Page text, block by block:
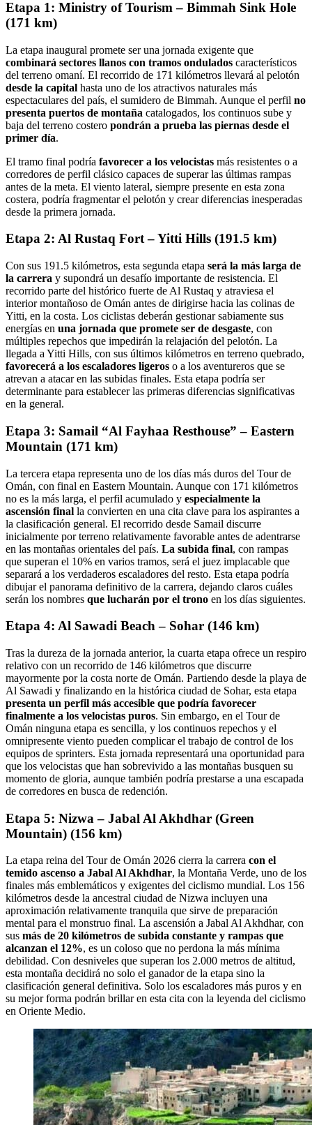
Etapa 1: Ministry of Tourism – Bimmah Sink Hole
(171 km)
La etapa inaugural promete ser una jornada exigente que
combinará sectores llanos con tramos ondulados característicos
del terreno omaní. El recorrido de 171 kilómetros llevará al pelotón
desde la capital hasta uno de los atractivos naturales más
espectaculares del país, el sumidero de Bimmah. Aunque el perfil no
presenta puertos de montaña catalogados, los continuos sube y
baja del terreno costero pondrán a prueba las piernas desde el
primer día.
El tramo final podría favorecer a los velocistas más resistentes o a
corredores de perfil clásico capaces de superar las últimas rampas
antes de la meta. El viento lateral, siempre presente en esta zona
costera, podría fragmentar el pelotón y crear diferencias inesperadas
desde la primera jornada.
Etapa 2: Al Rustaq Fort – Yitti Hills (191.5 km)
Con sus 191.5 kilómetros, esta segunda etapa será la más larga de
la carrera y supondrá un desafío importante de resistencia. El
recorrido parte del histórico fuerte de Al Rustaq y atraviesa el
interior montañoso de Omán antes de dirigirse hacia las colinas de
Yitti, en la costa. Los ciclistas deberán gestionar sabiamente sus
energías en una jornada que promete ser de desgaste, con
múltiples repechos que impedirán la relajación del pelotón. La
llegada a Yitti Hills, con sus últimos kilómetros en terreno quebrado,
favorecerá a los escaladores ligeros o a los aventureros que se
atrevan a atacar en las subidas finales. Esta etapa podría ser
determinante para establecer las primeras diferencias significativas
en la general.
Etapa 3: Samail “Al Fayhaa Resthouse” – Eastern
Mountain (171 km)
La tercera etapa representa uno de los días más duros del Tour de
Omán, con final en Eastern Mountain. Aunque con 171 kilómetros
no es la más larga, el perfil acumulado y especialmente la
ascensión final la convierten en una cita clave para los aspirantes a
la clasificación general. El recorrido desde Samail discurre
inicialmente por terreno relativamente favorable antes de adentrarse
en las montañas orientales del país. La subida final, con rampas
que superan el 10% en varios tramos, será el juez implacable que
separará a los verdaderos escaladores del resto. Esta etapa podría
dibujar el panorama definitivo de la carrera, dejando claros cuáles
serán los nombres que lucharán por el trono en los días siguientes.
Etapa 4: Al Sawadi Beach – Sohar (146 km)
Tras la dureza de la jornada anterior, la cuarta etapa ofrece un respiro
relativo con un recorrido de 146 kilómetros que discurre
mayormente por la costa norte de Omán. Partiendo desde la playa de
Al Sawadi y finalizando en la histórica ciudad de Sohar, esta etapa
presenta un perfil más accesible que podría favorecer
finalmente a los velocistas puros. Sin embargo, en el Tour de
Omán ninguna etapa es sencilla, y los continuos repechos y el
omnipresente viento pueden complicar el trabajo de control de los
equipos de sprinters. Esta jornada representará una oportunidad para
que los velocistas que han sobrevivido a las montañas busquen su
momento de gloria, aunque también podría prestarse a una escapada
de corredores en busca de redención.
Etapa 5: Nizwa – Jabal Al Akhdhar (Green
Mountain) (156 km)
La etapa reina del Tour de Omán 2026 cierra la carrera con el
temido ascenso a Jabal Al Akhdhar, la Montaña Verde, uno de los
finales más emblemáticos y exigentes del ciclismo mundial. Los 156
kilómetros desde la ancestral ciudad de Nizwa incluyen una
aproximación relativamente tranquila que sirve de preparación
mental para el monstruo final. La ascensión a Jabal Al Akhdhar, con
sus más de 20 kilómetros de subida constante y rampas que
alcanzan el 12%, es un coloso que no perdona la más mínima
debilidad. Con desniveles que superan los 2.000 metros de altitud,
esta montaña decidirá no solo el ganador de la etapa sino la
clasificación general definitiva. Solo los escaladores más puros y en
su mejor forma podrán brillar en esta cita con la leyenda del ciclismo
en Oriente Medio.